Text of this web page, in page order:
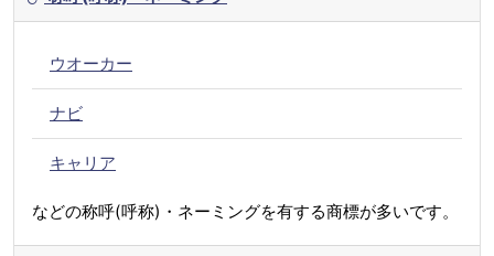
ウオーカー
ナビ
キャリア
などの称呼(呼称)・ネーミングを有する商標が多いです。